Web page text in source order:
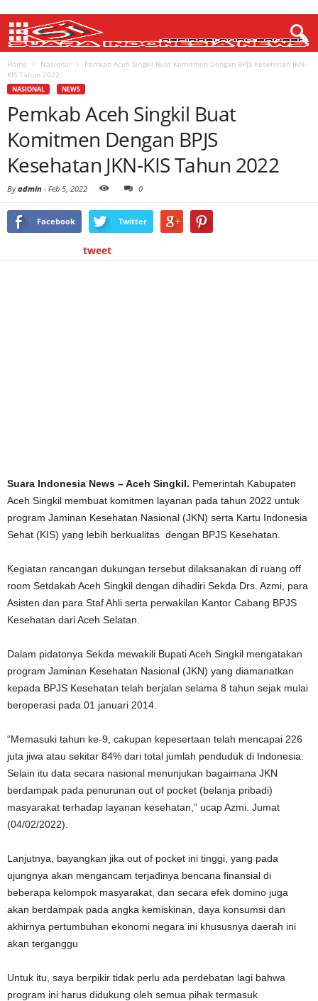
Home Nasional
Pemkab Aceh Singkil Buat Komitmen Dengan BPJS Kesehatan JKN-
KIS Tahun 2022
NASIONAL NEWS
Pemkab Aceh Singkil Buat
Komitmen Dengan BPJS
Kesehatan JKN-KIS Tahun 2022
Byadmin - Feb 5, 2022 0
Facebook Twitter
tweet
Suara Indonesia News – Aceh Singkil. Pemerintah Kabupaten
Aceh Singkil membuat komitmen layanan pada tahun 2022 untuk
program Jaminan Kesehatan Nasional (JKN) serta Kartu Indonesia
Sehat (KIS) yang lebih berkualitas dengan BPJS Kesehatan.
Kegiatan rancangan dukungan tersebut dilaksanakan di ruang off
room Setdakab Aceh Singkil dengan dihadiri Sekda Drs. Azmi, para
Asisten dan para Staf Ahli serta perwakilan Kantor Cabang BPJS
Kesehatan dari Aceh Selatan.
Dalam pidatonya Sekda mewakili Bupati Aceh Singkil mengatakan
program Jaminan Kesehatan Nasional (JKN) yang diamanatkan
kepada BPJS Kesehatan telah berjalan selama 8 tahun sejak mulai
beroperasi pada 01 januari 2014.
“Memasuki tahun ke-9, cakupan kepesertaan telah mencapai 226
juta jiwa atau sekitar 84% dari total jumlah penduduk di Indonesia.
Selain itu data secara nasional menunjukan bagaimana JKN
berdampak pada penurunan out of pocket (belanja pribadi)
masyarakat terhadap layanan kesehatan,” ucap Azmi. Jumat
(04/02/2022).
Lanjutnya, bayangkan jika out of pocket ini tinggi, yang pada
ujungnya akan mengancam terjadinya bencana finansial di
beberapa kelompok masyarakat, dan secara efek domino juga
akan berdampak pada angka kemiskinan, daya konsumsi dan
akhirnya pertumbuhan ekonomi negara ini khususnya daerah ini
akan terganggu
Untuk itu, saya berpikir tidak perlu ada perdebatan lagi bahwa
program ini harus didukung oleh semua pihak termasuk